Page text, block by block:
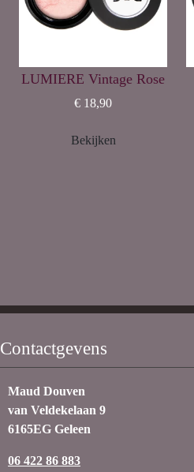
LUMIERE Vintage Rose
€ 18,90
Bekijken
Contactgevens
Maud Douven
van Veldekelaan 9
6165EG Geleen
06 422 86 883